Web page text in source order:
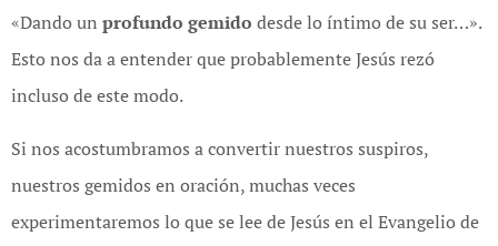
«Dando un profundo gemido desde lo íntimo de su ser…».
Esto nos da a entender que probablemente Jesús rezó
incluso de este modo.
Si nos acostumbramos a convertir nuestros suspiros,
nuestros gemidos en oración, muchas veces
experimentaremos lo que se lee de Jesús en el Evangelio de